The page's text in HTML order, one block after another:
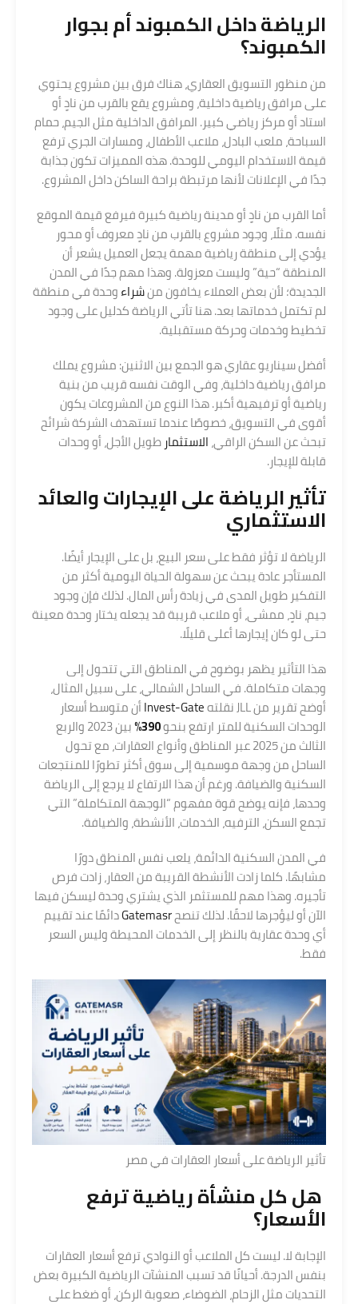
الرياضة داخل الكمبوند أم بجوار
الكمبوند؟
من منظور التسويق العقاري، هناك فرق بين مشروع يحتوي
على مرافق رياضية داخلية، ومشروع يقع بالقرب من نادٍ أو
استاد أو مركز رياضي كبير. المرافق الداخلية مثل الجيم، حمام
السباحة، ملعب البادل، ملاعب الأطفال، ومسارات الجري ترفع
قيمة الاستخدام اليومي للوحدة. هذه المميزات تكون جذابة
جدًا في الإعلانات لأنها مرتبطة براحة الساكن داخل المشروع.
أما القرب من نادٍ أو مدينة رياضية كبيرة فيرفع قيمة الموقع
نفسه. مثلًا، وجود مشروع بالقرب من نادٍ معروف أو محور
يؤدي إلى منطقة رياضية مهمة يجعل العميل يشعر أن
المنطقة “حية” وليست معزولة. وهذا مهم جدًا في المدن
الجديدة؛ لأن بعض العملاء يخافون منشراءوحدة في منطقة
لم تكتمل خدماتها بعد. هنا تأتي الرياضة كدليل على وجود
تخطيط وخدمات وحركة مستقبلية.
أفضل سيناريو عقاري هو الجمع بين الاثنين: مشروع يملك
مرافق رياضية داخلية، وفي الوقت نفسه قريب من بنية
رياضية أو ترفيهية أكبر. هذا النوع من المشروعات يكون
أقوى في التسويق، خصوصًا عندما تستهدف الشركة شرائح
تبحث عن السكن الراقي،الاستثمار طويل الأجل، أو وحدات
قابلة للإيجار.
تأثير الرياضة على الإيجارات والعائد
الاستثماري
الرياضة لا تؤثر فقط على سعر البيع، بل على الإيجار أيضًا.
المستأجر عادة يبحث عن سهولة الحياة اليومية أكثر من
التفكير طويل المدى في زيادة رأس المال. لذلك فإن وجود
جيم، نادٍ، ممشى، أو ملاعب قريبة قد يجعله يختار وحدة معينة
حتى لو كان إيجارها أعلى قليلًا.
هذا التأثير يظهر بوضوح في المناطق التي تتحول إلى
وجهات متكاملة. في الساحل الشمالي، على سبيل المثال،
أوضح تقرير من JLL نقلته
Invest-Gateأن متوسط أسعار
الوحدات السكنية للمتر ارتفع بنحو390%
بين 2023 والربع
الثالث من 2025 عبر المناطق وأنواع العقارات، مع تحول
الساحل من وجهة موسمية إلى سوق أكثر تطورًا للمنتجعات
السكنية والضيافة. ورغم أن هذا الارتفاع لا يرجع إلى الرياضة
وحدها، فإنه يوضح قوة مفهوم “الوجهة المتكاملة” التي
تجمع السكن، الترفيه، الخدمات، الأنشطة، والضيافة.
في المدن السكنية الدائمة، يلعب نفس المنطق دورًا
مشابهًا. كلما زادت الأنشطة القريبة من العقار، زادت فرص
تأجيره. وهذا مهم للمستثمر الذي يشتري وحدة ليسكن فيها
الآن أو ليؤجرها لاحقًا. لذلك تنصحGatemasrدائمًا عند تقييم
أي وحدة عقارية بالنظر إلى الخدمات المحيطة وليس السعر
فقط.
تأثير الرياضة على أسعار العقارات في مصر
هل كل منشأة رياضية ترفع
الأسعار؟
الإجابة لا. ليست كل الملاعب أو النوادي ترفع أسعار العقارات
بنفس الدرجة. أحيانًا قد تسبب المنشآت الرياضية الكبيرة بعض
التحديات مثل الزحام، الضوضاء، صعوبة الركن، أو ضغط على